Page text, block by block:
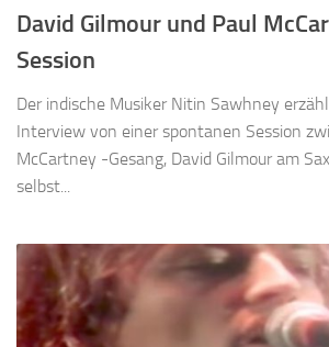
David Gilmour und Paul
Session
Der indische Musiker Nitin Sawhney
Interview von einer spontanen Session
McCartney -Gesang, David Gilmour am
selbst...